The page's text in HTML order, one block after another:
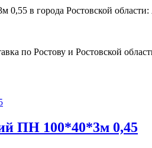
в города Ростовской
ПН 100*40*3м 0,45